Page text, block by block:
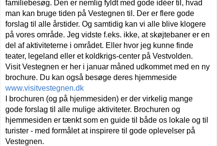
familiebesøg. Den er nemlig fyldt med gode idéer til, hvad
man kan bruge tiden på Vestegnen til. Der er flere gode
forslag til alle årstider. Og samtidig kan vi alle blive klogere
på vores område. Jeg vidste f.eks. ikke, at skøjtebaner er en
del af aktiviteterne i området. Eller hvor jeg kunne finde
teater, legeland eller et koldkrigs-center på Vestvolden.
Visit Vestegnen er her i januar måned udkommet med en ny
brochure. Du kan også besøge deres hjemmeside
www.visitvestegnen.dk
I brochuren (og på hjemmesiden) er der virkelig mange
gode forslag til alle mulige aktiviteter. Brochuren og
hjemmesiden er tænkt som en guide til både os lokale og til
turister - med formålet at inspirere til gode oplevelser på
Vestegnen.